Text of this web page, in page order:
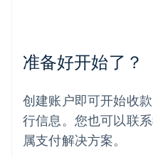
准备好开始了？
创建账户即可开始收
行信息。您也可以联
属支付解决方案。
挪威
葡萄牙
Português English
日本
日本語English
瑞典